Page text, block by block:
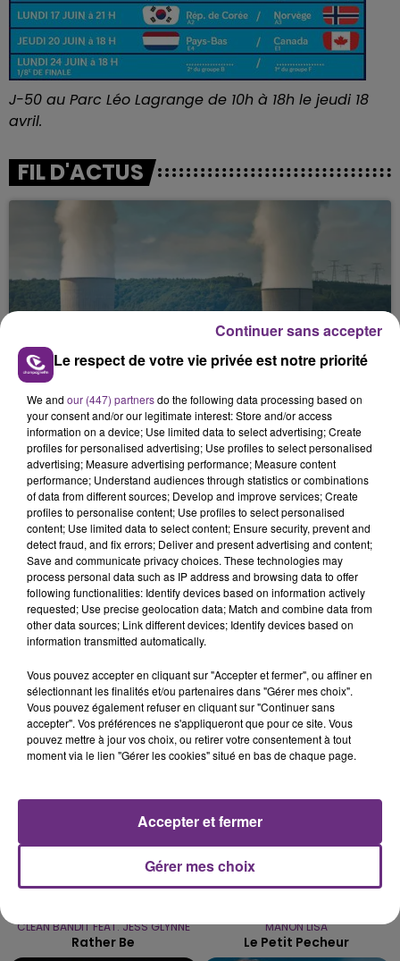
J-50 au Parc Léo Lagrange de 10h à 18h le jeudi 18
avril.
FIL D'ACTUS
LA CENTRALE NUCLÉAIRE DE CHOOZ
TOUJOURS À L'ARRÊT
Cela fait déjà une semaine que la centrale
nucléaire ardennaise est à l'arrêt. Une situation
justifiée par la sécheresse intense qui est toujours
présente.
LE MAGASIN JOUÉCLUB DE REIMS FERME
SES PORTES
C'était l'une des institutions du centre-ville
rémois. Le magasin JouéClub est contraint de
fermer ses portes.
TITRES DIFFUSÉS
7h46
7h46
CLEAN BANDIT FEAT. JESS GLYNNE
Rather Be
7h43
7h43
MANON LISA
Le Petit Pecheur
Le respect de votre vie privée est notre priorité
We and our (447) partnersdo the following data processing based on
your consent and/or our legitimate interest: Store and/or access
information on a device; Use limited data to select advertising; Create
profiles for personalised advertising; Use profiles to select personalised
advertising; Measure advertising performance; Measure content
performance; Understand audiences through statistics or combinations
of data from different sources; Develop and improve services; Create
profiles to personalise content; Use profiles to select personalised
content; Use limited data to select content; Ensure security, prevent and
detect fraud, and fix errors; Deliver and present advertising and content;
Save and communicate privacy choices. These technologies may
process personal data such as IP address and browsing data to offer
following functionalities: Identify devices based on information actively
requested; Use precise geolocation data; Match and combine data from
other data sources; Link different devices; Identify devices based on
information transmitted automatically.
Vous pouvez accepter en cliquant sur "Accepter et fermer", ou affiner en
sélectionnant les finalités et/ou partenaires dans "Gérer mes choix".
Vous pouvez également refuser en cliquant sur "Continuer sans
accepter". Vos préférences ne s'appliqueront que pour ce site. Vous
pouvez mettre à jour vos choix, ou retirer votre consentement à tout
moment via le lien "Gérer les cookies" situé en bas de chaque page.
Gérer mes choix
Accepter et fermer
Continuer sans accepter